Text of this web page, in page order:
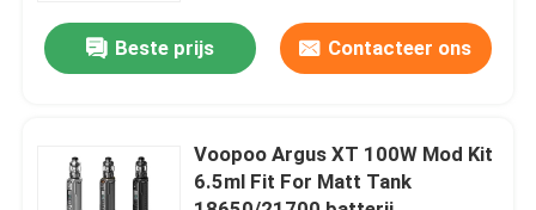
Verzoek om een Citaat
Beschikbare Peul Vapes
Beste prijs Contacteer ons
Voopoo Argus XT 100W Mod Kit
6.5ml Fit For Matt Tank